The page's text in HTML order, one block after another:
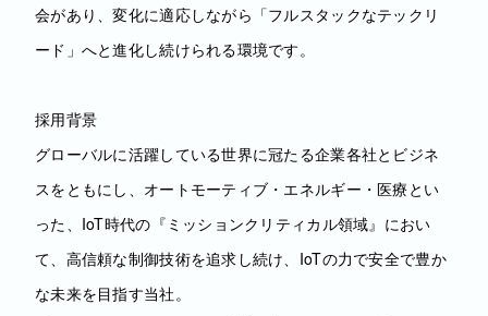
会があり、変化に適応しながら「フルスタックなテックリ
ード」へと進化し続けられる環境です。
採用背景
グローバルに活躍している世界に冠たる企業各社とビジネ
スをともにし、オートモーティブ・エネルギー・医療とい
った、IoT時代の『ミッションクリティカル領域』におい
て、高信頼な制御技術を追求し続け、IoTの力で安全で豊か
な未来を目指す当社。